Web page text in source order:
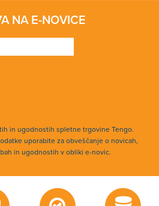
NA E-NOVICE
in ugodnostih spletne trgovine Tengo.
uporabite za obveščanje o novicah,
in ugodnostih v obliki e-novic.